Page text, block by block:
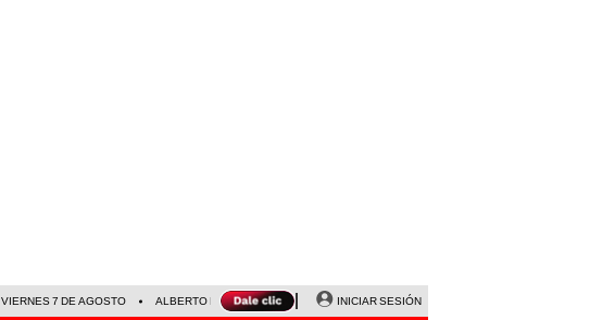
VIERNES 7 DE AGOSTO ALBERTO BENAVIDES NALDY SALDAÑA UNIVERSITARIO - SPORTING
INICIAR SESIÓN